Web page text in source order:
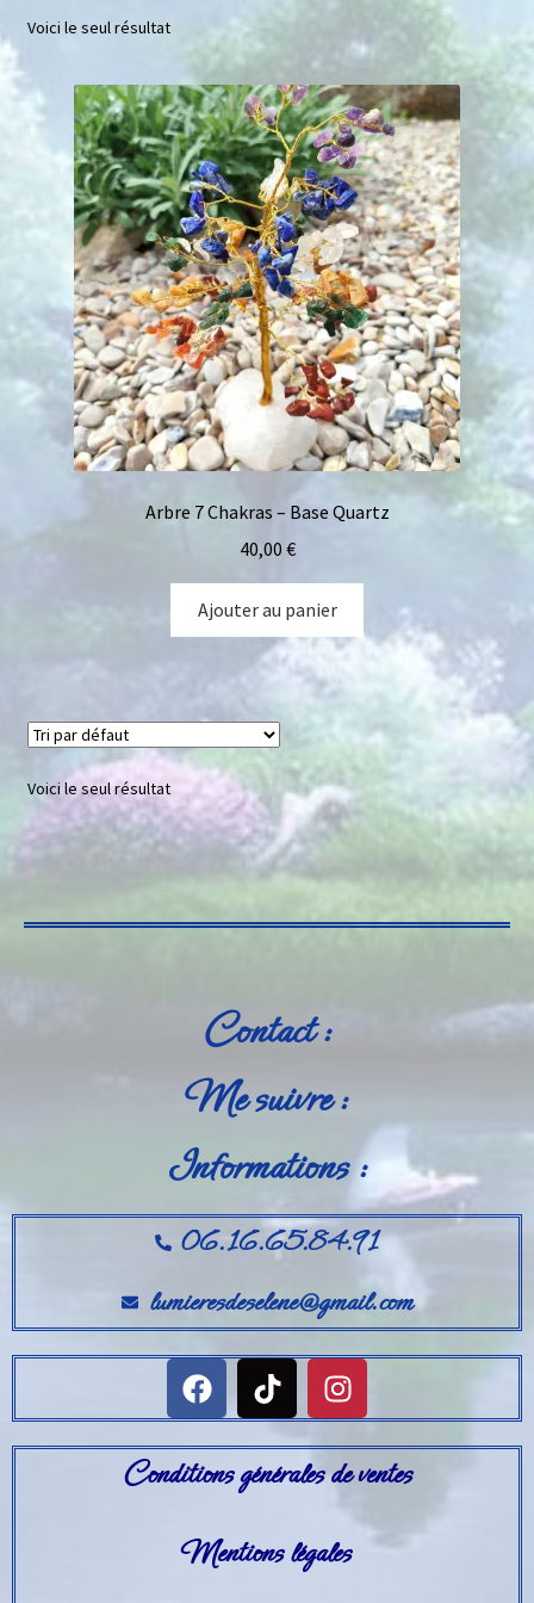
Mini géodes
Bougies lithothérapie
Packs
Carte Cadeau
Qui suis-je ?
Avis clients
Mon compte
Panier
Voici le seul résultat
Arbre 7 Chakras – Base Quartz
40,00 €
Ajouter au panier
Voici le seul résultat
Contact :
Me suivre :
Informations :
06.16.65.84.91
lumieresdeselene@gmail.com
Conditions générales de ventes
Mentions légales